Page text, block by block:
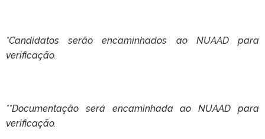
*Candidatos serão encaminhados ao NUAAD para
verificação.
**Documentação será encaminhada ao NUAAD para
verificação.